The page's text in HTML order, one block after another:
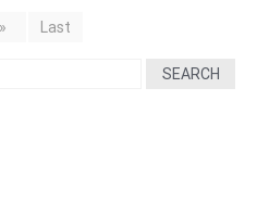
» Last
SEARCH